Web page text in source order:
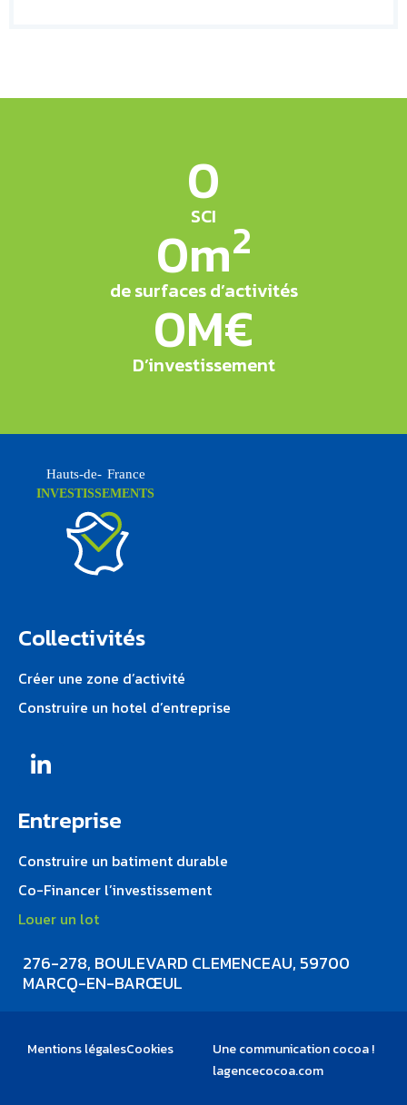
SCI
0
de surfaces d’activités
0m2
D’investissement
0M€
Collectivités
Créer une zone d’activité
Construire un hotel d’entreprise
Entreprise
Construire un batiment durable
Co-Financer l’investissement
Louer un lot
276-278, BOULEVARD CLEMENCEAU, 59700
MARCQ-EN-BARŒUL
Hauts-de- France
INVESTISSEMENTS
Une communication cocoa !
lagencecocoa.com
Mentions légalesCookies